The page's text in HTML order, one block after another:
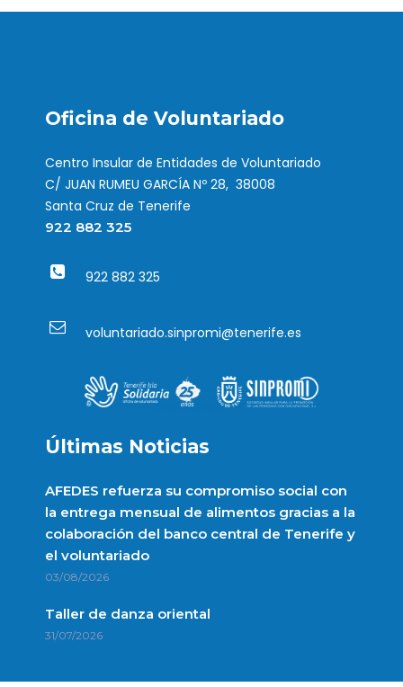
Oficina de Voluntariado
Centro Insular de Entidades de Voluntariado
C/ JUAN RUMEU GARCÍA Nº 28, 38008
Santa Cruz de Tenerife
922 882 325
922 882 325
voluntariado.sinpromi@tenerife.es
Últimas Noticias
AFEDES refuerza su compromiso social con
la entrega mensual de alimentos gracias a la
colaboración del banco central de Tenerife y
el voluntariado
03/08/2026
Taller de danza oriental
31/07/2026